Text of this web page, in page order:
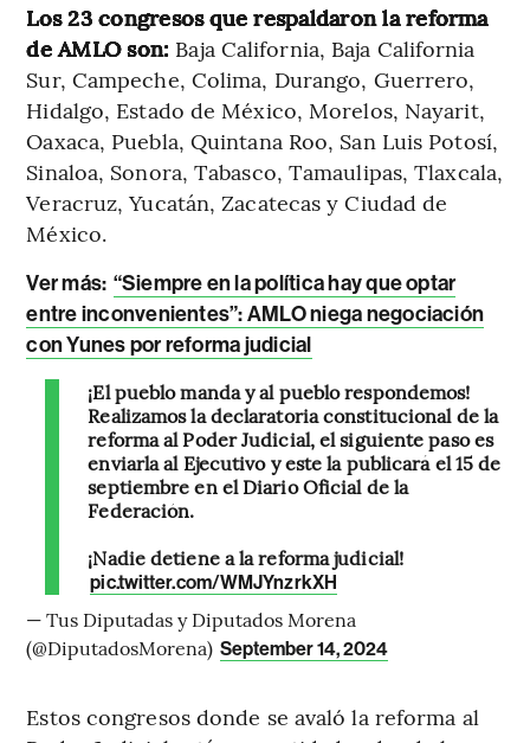
Los 23 congresos que respaldaron la reforma
de AMLO son: Baja California, Baja California
Sur, Campeche, Colima, Durango, Guerrero,
Hidalgo, Estado de México, Morelos, Nayarit,
Oaxaca, Puebla, Quintana Roo, San Luis Potosí,
Sinaloa, Sonora, Tabasco, Tamaulipas, Tlaxcala,
Veracruz, Yucatán, Zacatecas y Ciudad de
México.
Ver más: “Siempre en la política hay que optar
entre inconvenientes”: AMLO niega negociación
con Yunes por reforma judicial
¡El pueblo manda y al pueblo respondemos!
Realizamos la declaratoria constitucional de la
reforma al Poder Judicial, el siguiente paso es
enviarla al Ejecutivo y este la publicará el 15 de
septiembre en el Diario Oficial de la
Federación.
¡Nadie detiene a la reforma judicial!
pic.twitter.com/WMJYnzrkXH
— Tus Diputadas y Diputados Morena
(@DiputadosMorena) September 14, 2024
Estos congresos donde se avaló la reforma al